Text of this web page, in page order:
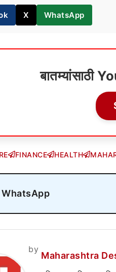
X WhatsApp
बातम्यांसाठी
FINANCE HEALTH
by
Maharashtra